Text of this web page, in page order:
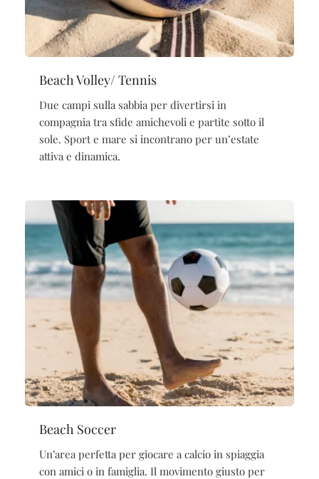
Beach Volley/ Tennis
Due campi sulla sabbia per divertirsi in
compagnia tra sfide amichevoli e partite sotto il
sole. Sport e mare si incontrano per un’estate
attiva e dinamica.
Beach Soccer
Un’area perfetta per giocare a calcio in spiaggia
con amici o in famiglia. Il movimento giusto per